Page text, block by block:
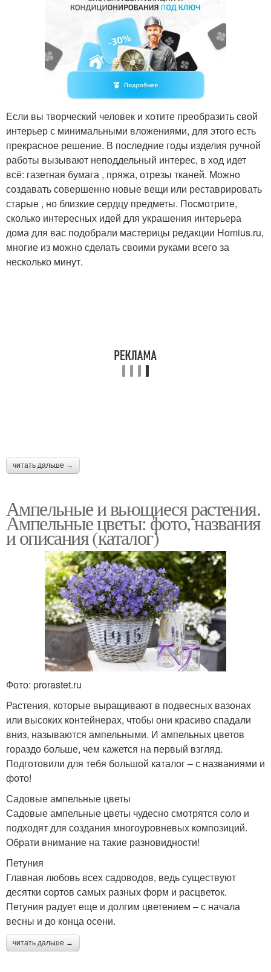
Красивые цвета
Если вы творческий человек и хотите преобразить свой
интерьер с минимальными вложениями, для этого есть
прекрасное решение. В последние годы изделия ручной
работы вызывают неподдельный интерес, в ход идет
всё: газетная бумага , пряжа, отрезы тканей. Можно
создавать совершенно новые вещи или реставрировать
старые , но близкие сердцу предметы. Посмотрите,
сколько интересных идей для украшения интерьера
дома для вас подобрали мастерицы редакции Homius.ru,
многие из можно сделать своими руками всего за
несколько минут.
читать дальше →
Ампельные и вьющиеся растения.
Ампельные цветы: фото, названия
и описания (каталог)
Фото: prorastet.ru
Растения, которые выращивают в подвесных вазонах
или высоких контейнерах, чтобы они красиво спадали
вниз, называются ампельными. И ампельных цветов
гораздо больше, чем кажется на первый взгляд.
Подготовили для тебя большой каталог – с названиями и
фото!
Садовые ампельные цветы
Садовые ампельные цветы чудесно смотрятся соло и
подходят для создания многоуровневых композиций.
Обрати внимание на такие разновидности!
Петуния
Главная любовь всех садоводов, ведь существуют
десятки сортов самых разных форм и расцветок.
Петуния радует еще и долгим цветением – с начала
весны и до конца осени.
читать дальше →